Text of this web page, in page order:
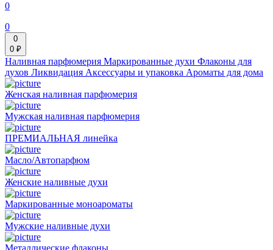
0
0
0
0 ₽
Наливная парфюмерия Маркированные духи Флаконы для
духов Ликвидация Аксессуары и упаковка Ароматы для дома
Женская наливная парфюмерия
Мужская наливная парфюмерия
ПРЕМИАЛЬНАЯ линейка
Масло/Автопарфюм
Женские наливные духи
Маркированные моноароматы
Мужские наливные духи
Металлические флаконы